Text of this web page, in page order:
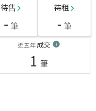
待售
- 筆
待租
- 筆
近五年成交
1 筆